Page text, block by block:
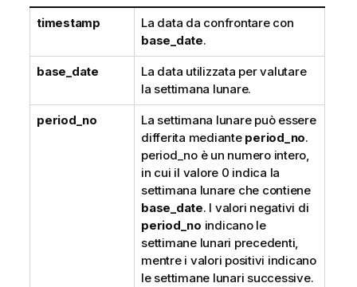
timestamp
La data da confrontare con
base_date.
base_date
La data utilizzata per valutare
la settimana lunare.
period_no
La settimana lunare può essere
differita mediante period_no.
period_no è un numero intero,
in cui il valore 0 indica la
settimana lunare che contiene
base_date. I valori negativi di
period_no indicano le
settimane lunari precedenti,
mentre i valori positivi indicano
le settimane lunari successive.